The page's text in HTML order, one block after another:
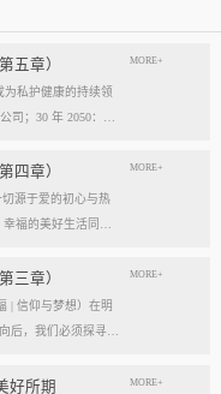
五章）
为私护健康的持续领
司；30 年 2050：成
的中国品牌。我们
一幅清晰而雄心勃
业的深度走向事业
领跑者”· 定位： 我
MORE+
四章）
源于爱的初心与热
福的美好生活同
成了葆蒂兰的精神内
，生生不息。爱的
份纯粹的善意、利
MORE+
三章）
| 信仰与梦想）在明
后，我们必须探寻滋
我们一切思想与行
MORE+
好所期 MORE+